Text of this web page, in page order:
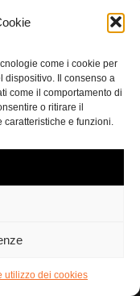
come i cookie per
dispositivo. Il consenso a
come il comportamento di
o ritirare il
caratteristiche e funzioni.
utilizzo dei cookies
sono riservati